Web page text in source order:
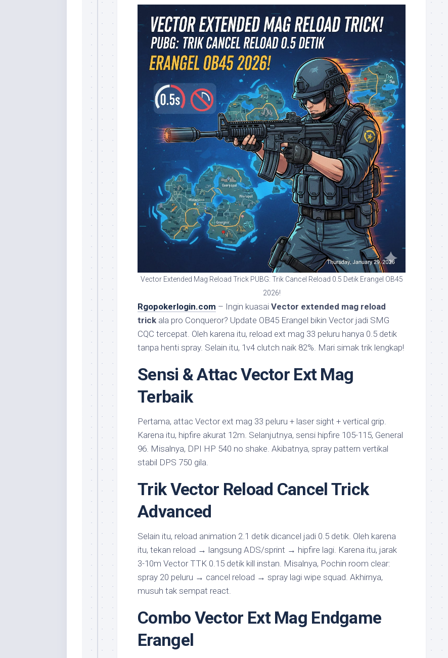
Vector Extended Mag Reload Trick PUBG: Trik Cancel Reload 0.5 Detik Erangel OB45
2026!
Rgopokerlogin.com – Ingin kuasai Vector extended mag reload
trick ala pro Conqueror? Update OB45 Erangel bikin Vector jadi SMG
CQC tercepat. Oleh karena itu, reload ext mag 33 peluru hanya 0.5 detik
tanpa henti spray. Selain itu, 1v4 clutch naik 82%. Mari simak trik lengkap!
Sensi & Attac Vector Ext Mag
Terbaik
Pertama, attac Vector ext mag 33 peluru + laser sight + vertical grip.
Karena itu, hipfire akurat 12m. Selanjutnya, sensi hipfire 105-115, General
96. Misalnya, DPI HP 540 no shake. Akibatnya, spray pattern vertikal
stabil DPS 750 gila.
Trik Vector Reload Cancel Trick
Advanced
Selain itu, reload animation 2.1 detik dicancel jadi 0.5 detik. Oleh karena
itu, tekan reload → langsung ADS/sprint → hipfire lagi. Karena itu, jarak
3-10m Vector TTK 0.15 detik kill instan. Misalnya, Pochin room clear:
spray 20 peluru → cancel reload → spray lagi wipe squad. Akhirnya,
musuh tak sempat react.
Combo Vector Ext Mag Endgame
Erangel